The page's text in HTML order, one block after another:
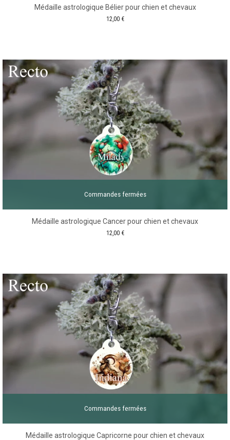
Médaille astrologique Bélier pour chien et chevaux
12,00 €
Commandes fermées
Médaille astrologique Cancer pour chien et chevaux
12,00 €
Commandes fermées
Médaille astrologique Capricorne pour chien et chevaux